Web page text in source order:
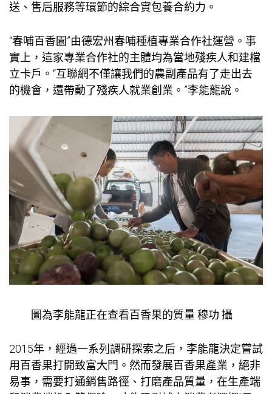
送、售后服務等環節的綜合實包養合約力。
“春哺百香園”由德宏州春哺種植專業合作社運營。事
實上，這家專業合作社的主體均為當地殘疾人和建檔
立卡戶。“互聯網不僅讓我們的農副產品有了走出去
的機會，還帶動了殘疾人就業創業。”李能龍說。
圖為李能龍正在查看百香果的質量 穆功 攝
2015年，經過一系列調研探索之后，李能龍決定嘗試
用百香果打開致富大門。然而發展百香果產業，絕非
易事，需要打通銷售路徑、打磨產品質量，在生產端